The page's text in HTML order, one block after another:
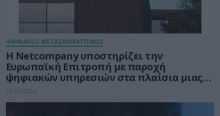
ΨΗΦΙΑΚΟΣ ΜΕΤΑΣΧΗΜΑΤΙΣΜΟΣ
Η Netcompany υποστηρίζει την
Ευρωπαϊκή Επιτροπή με παροχή
ψηφιακών υπηρεσιών στα πλαίσια μιας
μακρόχρονης και σταθερής συνεργασίας
22.07.2026